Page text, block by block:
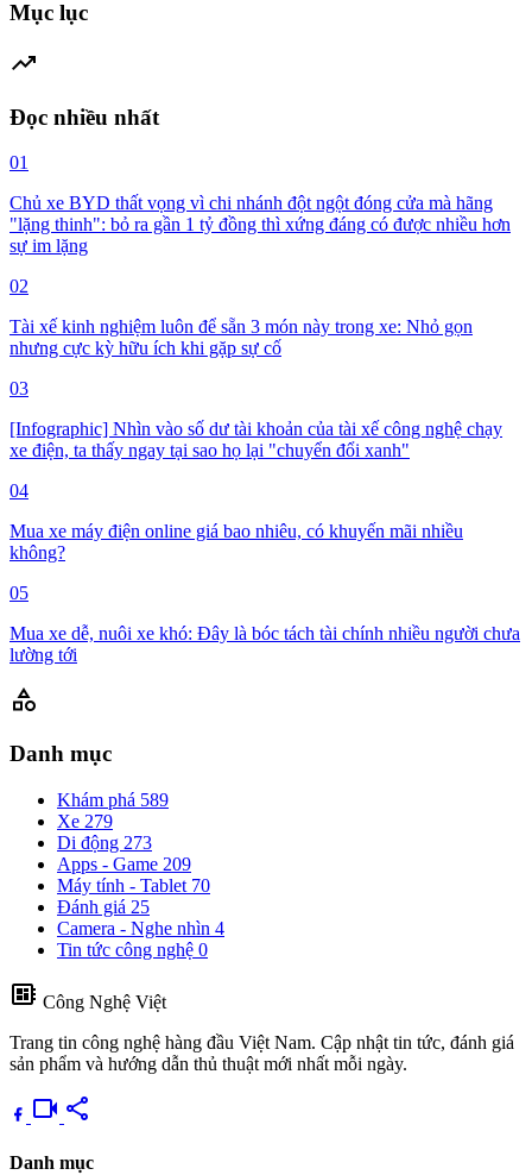
Mục lục
trending_up
Đọc nhiều nhất
01
Chủ xe BYD thất vọng vì chi nhánh đột ngột đóng cửa mà hãng
"lặng thinh": bỏ ra gần 1 tỷ đồng thì xứng đáng có được nhiều hơn
sự im lặng
02
Tài xế kinh nghiệm luôn để sẵn 3 món này trong xe: Nhỏ gọn
nhưng cực kỳ hữu ích khi gặp sự cố
03
[Infographic] Nhìn vào số dư tài khoản của tài xế công nghệ chạy
xe điện, ta thấy ngay tại sao họ lại "chuyển đổi xanh"
04
Mua xe máy điện online giá bao nhiêu, có khuyến mãi nhiều
không?
05
Mua xe dễ, nuôi xe khó: Đây là bóc tách tài chính nhiều người chưa
lường tới
category
Danh mục
Khám phá 589
Xe 279
Di động 273
Apps - Game 209
Máy tính - Tablet 70
Đánh giá 25
Camera - Nghe nhìn 4
Tin tức công nghệ 0
developer_board Công Nghệ Việt
Trang tin công nghệ hàng đầu Việt Nam. Cập nhật tin tức, đánh giá
sản phẩm và hướng dẫn thủ thuật mới nhất mỗi ngày.
videocam share
Danh mục